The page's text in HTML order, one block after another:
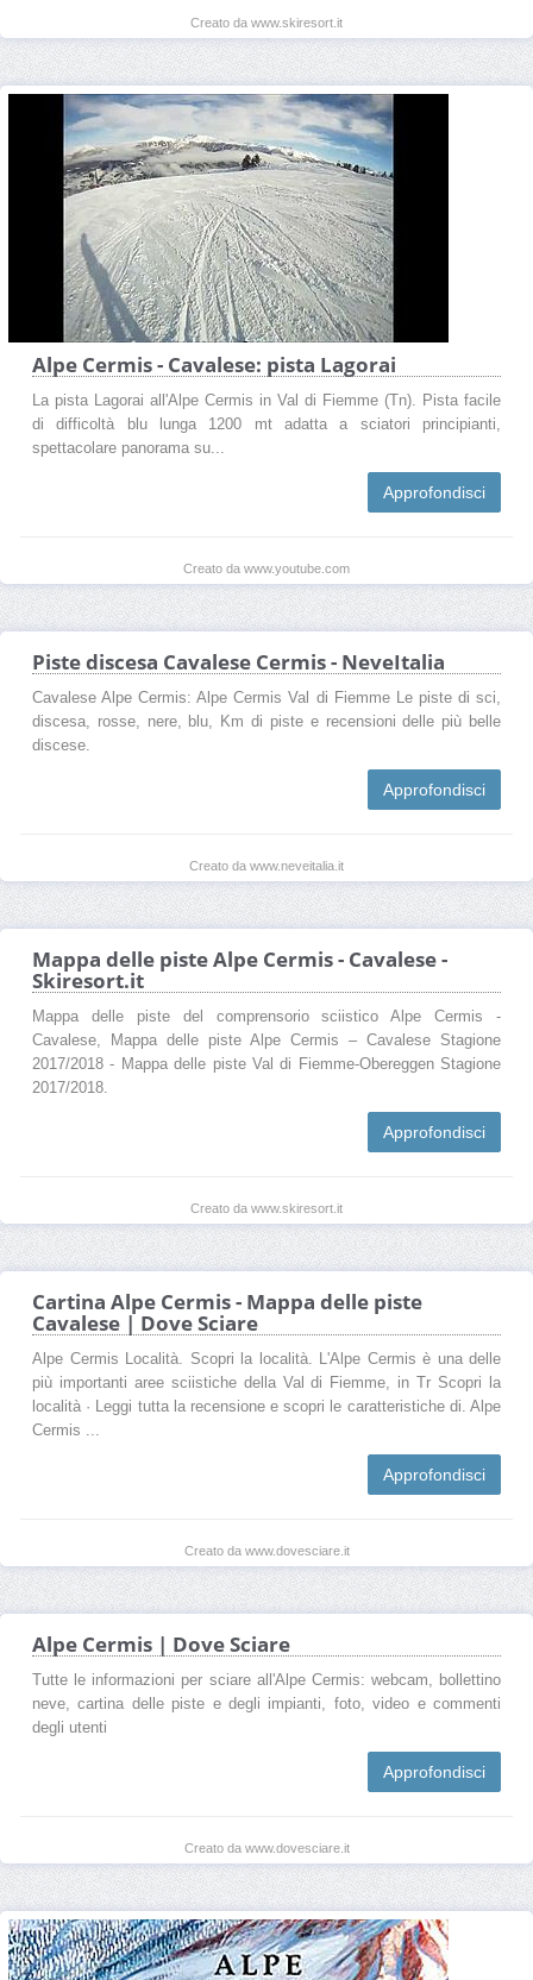
Creato da www.skiresort.it
Alpe Cermis - Cavalese: pista Lagorai
La pista Lagorai all'Alpe Cermis in Val di Fiemme (Tn). Pista facile
di difficoltà blu lunga 1200 mt adatta a sciatori principianti,
spettacolare panorama su...
Approfondisci
Creato da www.youtube.com
Piste discesa Cavalese Cermis - NeveItalia
Cavalese Alpe Cermis: Alpe Cermis Val di Fiemme Le piste di sci,
discesa, rosse, nere, blu, Km di piste e recensioni delle più belle
discese.
Approfondisci
Creato da www.neveitalia.it
Mappa delle piste Alpe Cermis - Cavalese -
Skiresort.it
Mappa delle piste del comprensorio sciistico Alpe Cermis -
Cavalese, Mappa delle piste Alpe Cermis – Cavalese Stagione
2017/2018 - Mappa delle piste Val di Fiemme-Obereggen Stagione
2017/2018.
Approfondisci
Creato da www.skiresort.it
Cartina Alpe Cermis - Mappa delle piste
Cavalese | Dove Sciare
Alpe Cermis Località. Scopri la località. L'Alpe Cermis è una delle
più importanti aree sciistiche della Val di Fiemme, in Tr Scopri la
località · Leggi tutta la recensione e scopri le caratteristiche di. Alpe
Cermis ...
Approfondisci
Creato da www.dovesciare.it
Alpe Cermis | Dove Sciare
Tutte le informazioni per sciare all'Alpe Cermis: webcam, bollettino
neve, cartina delle piste e degli impianti, foto, video e commenti
degli utenti
Approfondisci
Creato da www.dovesciare.it